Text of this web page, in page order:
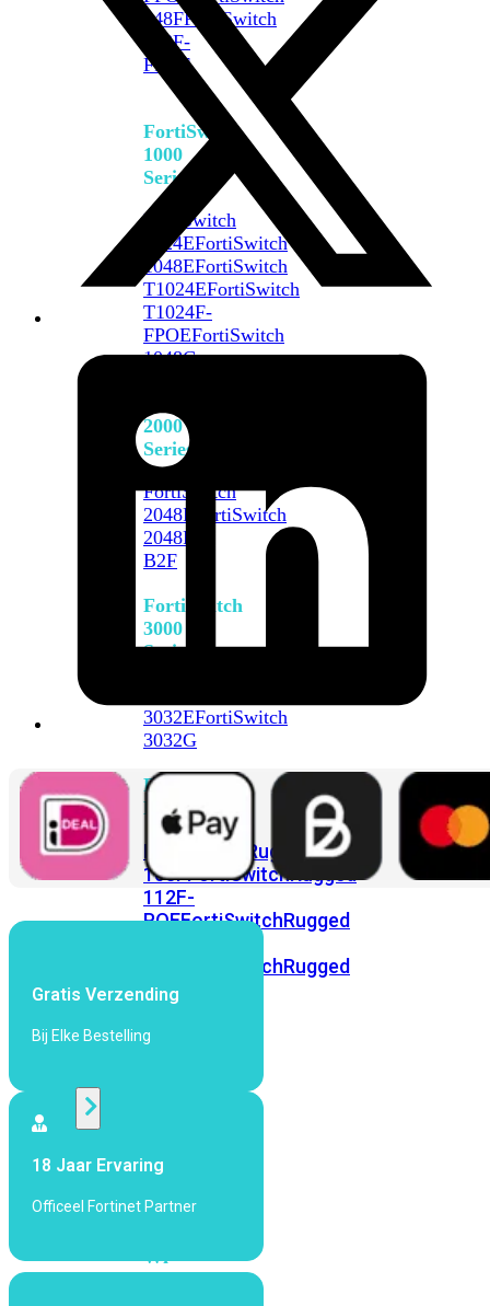
648FFortiSwitch
648F-
FPOE
FortiSwitch
1000
Series
FortiSwitch
1024EFortiSwitch
1048EFortiSwitch
T1024EFortiSwitch
T1024F-
FPOEFortiSwitch
1048G
2000
Series
FortiSwitch
2048F
FortiSwitch
2048F-
B2F
FortiSwitch
3000
Series
3032EFortiSwitch
3032G
FortiSwitch
Ruggedized
FortiSwitchRugged
108FFortiSwitchRugged
112F-
POEFortiSwitchRugged
FortiSwitchRugged
424F-
Access
bekijken
Wi-
Gratis Verzending
Bij Elke Bestelling
18 Jaar Ervaring
Officeel Fortinet Partner